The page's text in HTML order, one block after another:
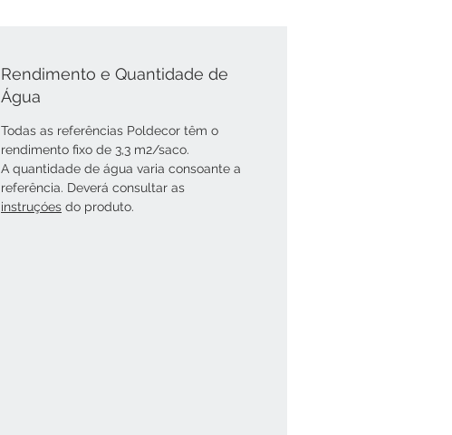
Rendimento e Quantidade de
Água
Todas as referências Poldecor têm o
rendimento fixo de 3,3 m2/saco.
A quantidade de água varia consoante a
referência. Deverá consultar as
instruçóes do produto.